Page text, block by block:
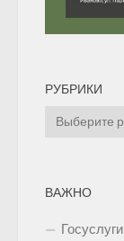
РУБРИКИ
Рубрики
ВАЖНО
Госуслуги